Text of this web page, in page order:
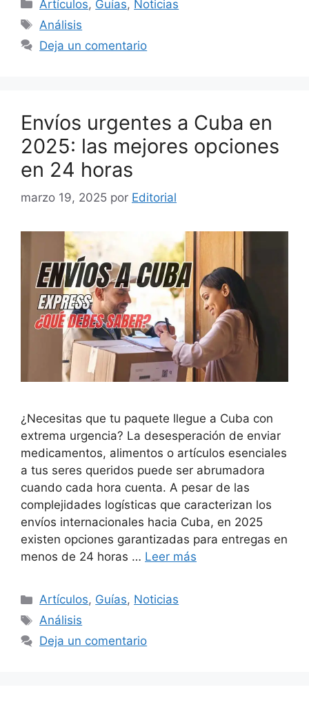
Artículos, Guías, Noticias
Etiquetas
Análisis
Deja un comentario
Envíos urgentes a Cuba en
2025: las mejores opciones
en 24 horas
marzo 19, 2025 por Editorial
¿Necesitas que tu paquete llegue a Cuba con
extrema urgencia? La desesperación de enviar
medicamentos, alimentos o artículos esenciales
a tus seres queridos puede ser abrumadora
cuando cada hora cuenta. A pesar de las
complejidades logísticas que caracterizan los
envíos internacionales hacia Cuba, en 2025
existen opciones garantizadas para entregas en
menos de 24 horas … Leer más
Categorías
Artículos, Guías, Noticias
Etiquetas
Análisis
Deja un comentario